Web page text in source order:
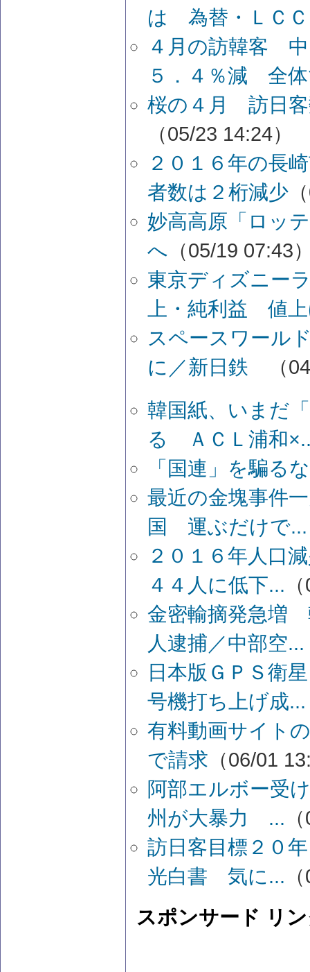
は 為替・ＬＣＣ
４月の訪韓客
５．４％減 全
桜の４月 訪日
（05/23 14:24）
２０１６年の長
者数は２桁減少
妙高高原「ロッ
へ （05/19 07:43
東京ディズニー
上・純利益 値
スペースワール
に／新日鉄
（
韓国紙、いまだ
る ＡＣＬ浦和
「国連」を騙るな
最近の金塊事件
国 運ぶだけで...
２０１６年人口
４４人に低下...
金密輸摘発急増
人逮捕／中部空...
日本版ＧＰＳ衛
号機打ち上げ成...
有料動画サイト
で請求 （06/01
阿部エルボー受
州が大暴力 ...
訪日客目標２０
光白書 気に...
スポンサード リ